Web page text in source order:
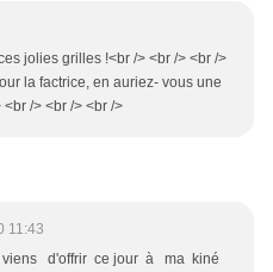
jolies grilles !<br /> <br /> <br />
la factrice, en auriez- vous une
/> <br /> <br />
11:43
d'offrir ce jour à ma kiné